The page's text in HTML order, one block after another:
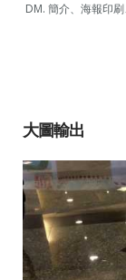
DM. 簡介、海報印
大圖輸出